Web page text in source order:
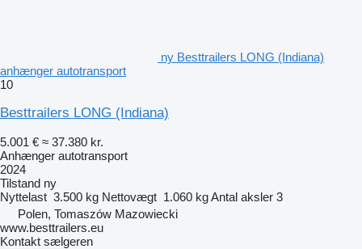
ny Besttrailers LONG (Indiana)
anhænger autotransport
10
Besttrailers LONG (Indiana)
5.001 € ≈ 37.380 kr.
Anhænger autotransport
2024
Tilstand ny
Nyttelast 3.500 kg Nettovægt 1.060 kgAntal aksler 3
Polen, Tomaszów Mazowiecki
www.besttrailers.eu
Kontakt sælgeren